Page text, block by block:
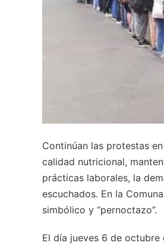
Continúan las protestas
calidad nutricional,
prácticas laborales, la
escuchados. En la
simbólico y “pernoctazo”.
El día jueves 6 de